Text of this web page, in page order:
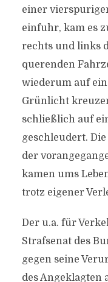
einer
einfuhr, kam es
rechts und links
querenden
wiederum auf
Grünlicht
schließlich auf
geschleudert.
der
kamen ums
trotz eigener
Der u.a. für
Strafsenat des
gegen seine
des Angeklagten